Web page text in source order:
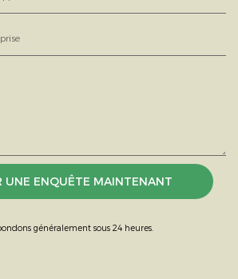
UNE ENQUÊTE MAINTENANT
généralement sous 24 heures.